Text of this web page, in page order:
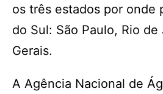
os três estados por onde
do Sul: São Paulo, Rio
Gerais.
A Agência Nacional de